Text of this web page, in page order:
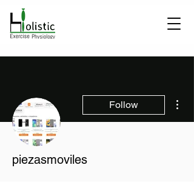
Follow
piezasmoviles